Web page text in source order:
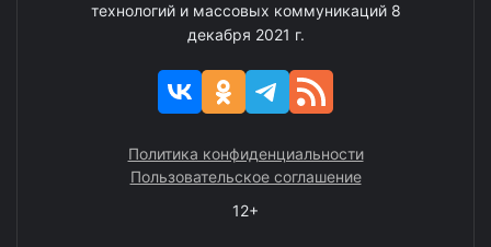
технологий и массовых коммуникаций 8
декабря 2021 г.
Политика конфиденциальности
Пользовательское соглашение
12+